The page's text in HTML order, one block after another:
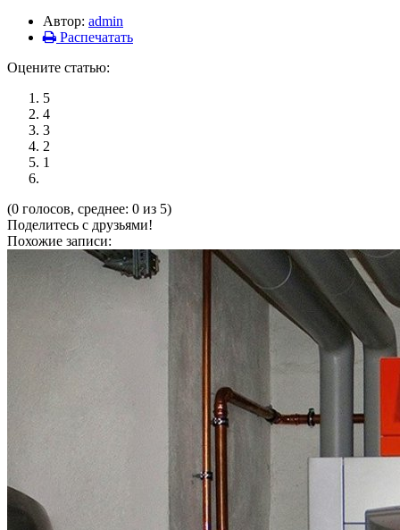
Автор: admin
Распечатать
Оцените статью:
5
4
3
2
1
(0 голосов, среднее: 0 из 5)
Поделитесь с друзьями!
Похожие записи: